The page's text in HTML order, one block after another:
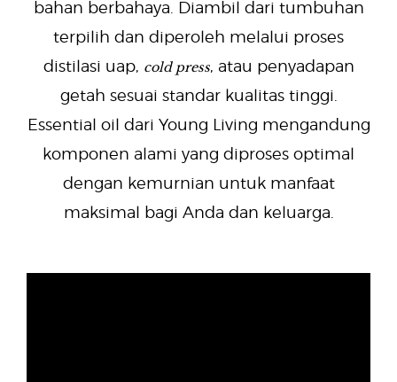
bahan berbahaya. Diambil dari tumbuhan
terpilih dan diperoleh melalui proses
distilasi uap, cold press, atau penyadapan
getah sesuai standar kualitas tinggi.
Essential oil dari Young Living mengandung
komponen alami yang diproses optimal
dengan kemurnian untuk manfaat
maksimal bagi Anda dan keluarga.